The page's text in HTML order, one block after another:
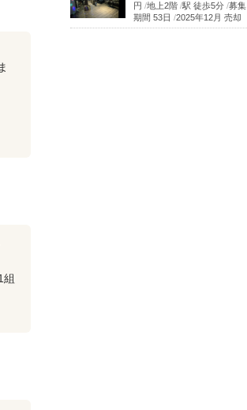
組
円 /地上2階 /駅 徒歩5分 /募集
期間 53日 /2025年12月 売却